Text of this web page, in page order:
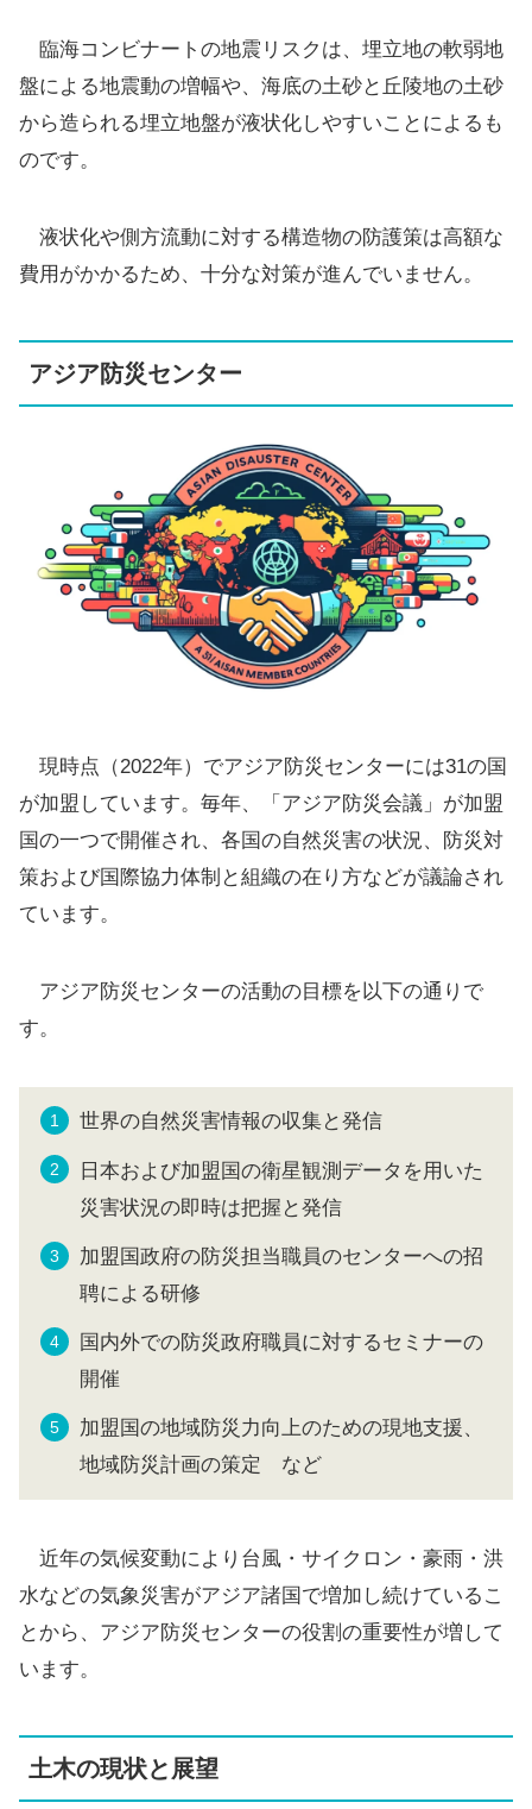
臨海コンビナートの地震リスクは、埋立地の軟弱地
盤による地震動の増幅や、海底の土砂と丘陵地の土砂
から造られる埋立地盤が液状化しやすいことによるも
のです。
液状化や側方流動に対する構造物の防護策は高額な
費用がかかるため、十分な対策が進んでいません。
アジア防災センター
現時点（2022年）でアジア防災センターには31の国
が加盟しています。毎年、「アジア防災会議」が加盟
国の一つで開催され、各国の自然災害の状況、防災対
策および国際協力体制と組織の在り方などが議論され
ています。
アジア防災センターの活動の目標を以下の通りで
す。
世界の自然災害情報の収集と発信
日本および加盟国の衛星観測データを用いた
災害状況の即時は把握と発信
加盟国政府の防災担当職員のセンターへの招
聘による研修
国内外での防災政府職員に対するセミナーの
開催
加盟国の地域防災力向上のための現地支援、
地域防災計画の策定 など
近年の気候変動により台風・サイクロン・豪雨・洪
水などの気象災害がアジア諸国で増加し続けているこ
とから、アジア防災センターの役割の重要性が増して
います。
土木の現状と展望